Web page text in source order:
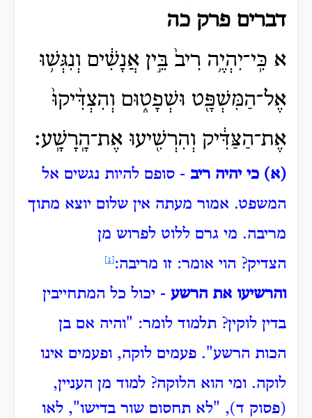
דברים פרק כה
א כִּֽי־יִהְיֶ֥ה רִיב֙ בֵּ֣ין אֲנָשִׁ֔ים וְנִגְּשׁ֥וּ
אֶל־הַמִּשְׁפָּ֖ט וּשְׁפָט֑וּם וְהִצְדִּ֨יקוּ֙
אֶת־הַצַּדִּ֔יק וְהִרְשִׁ֖יעוּ אֶת־הָֽרָשָֽׁע׃
(א) כי יהיה ריב - סופם להיות נגשים אל
המשפט. אמור מעתה אין שלום יוצא מתוך
מריבה. מי גרם ללוט לפרוש מן
הצדיק? הוי אומר: זו מריבה:
והרשיעו את הרשע - יכול כל המתחייבין
בדין לוקין? תלמוד לומר: "והיה אם בן
הכות הרשע". פעמים לוקה, ופעמים אינו
לוקה. ומי הוא הלוקה? למוד מן העניין,
(פסוק ד), "לא תחסום שור בדישו", לאו